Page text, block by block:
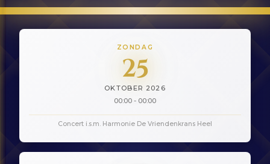
ZONDAG
25
OKTOBER 2026
00:00 - 00:00
Concert i.s.m. Harmonie De Vriendenkrans Heel